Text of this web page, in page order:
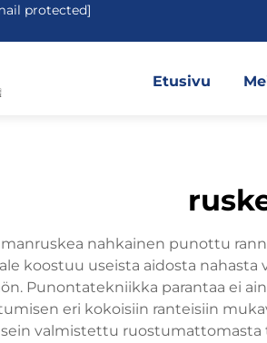
protected]
Etusivu
nahkainen punottu
koostuu useista aidosta
Punontatekniikka parantaa ei
eri kokoisiin ranteisiin
valmistettu ruostumattomasta